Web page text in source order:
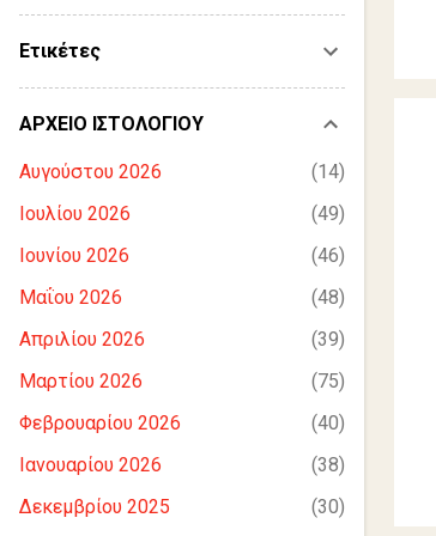
Ετικέτες
ΑΡΧΕΙΟ ΙΣΤΟΛΟΓΙΟΥ
Αυγούστου 2026
14
Ιουλίου 2026
49
Ιουνίου 2026
46
Μαΐου 2026
48
Απριλίου 2026
39
Μαρτίου 2026
75
Φεβρουαρίου 2026
40
Ιανουαρίου 2026
38
Δεκεμβρίου 2025
30